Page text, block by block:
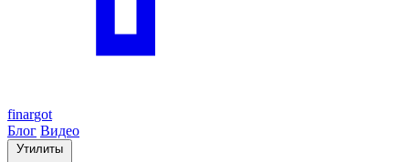
finargot
Блог Видео
Утилиты